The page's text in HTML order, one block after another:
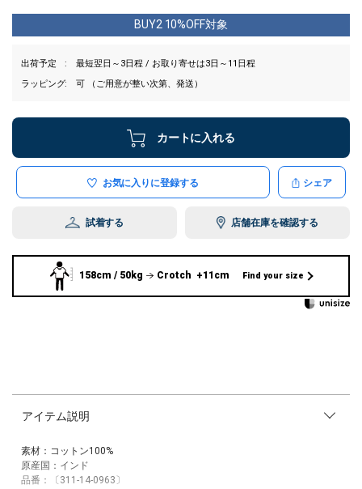
BUY2 10%OFF対象
出荷予定
最短翌日～3日程 / お取り寄せは3日～11日程
ラッピング
可 （ご用意が整い次第、発送）
カートに入れる
お気に入りに登録する シェア
試着する 店舗在庫を確認する
158cm / 50kg Crotch +11cm Find your size
アイテム説明
素材：コットン100%
原産国：インド
品番：〔311-14-0963〕